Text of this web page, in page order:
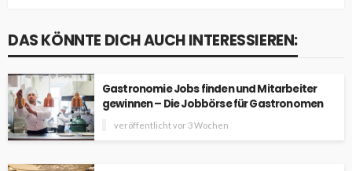
DAS KÖNNTE DICH AUCH INTERESSIEREN:
Gastronomie Jobs finden und Mitarbeiter
gewinnen – Die Jobbörse für Gastronomen
veröffentlicht vor 3 Wochen